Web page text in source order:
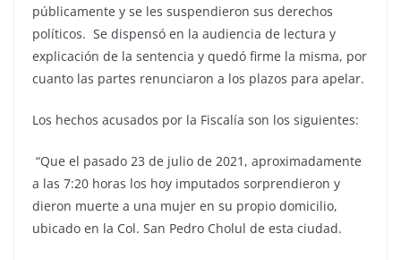
públicamente y se les suspendieron sus derechos
políticos. Se dispensó en la audiencia de lectura y
explicación de la sentencia y quedó firme la misma, por
cuanto las partes renunciaron a los plazos para apelar.
Los hechos acusados por la Fiscalía son los siguientes:
“Que el pasado 23 de julio de 2021, aproximadamente
a las 7:20 horas los hoy imputados sorprendieron y
dieron muerte a una mujer en su propio domicilio,
ubicado en la Col. San Pedro Cholul de esta ciudad.